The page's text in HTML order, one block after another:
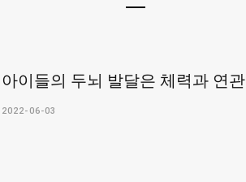
아이들의 두뇌 발달은 체력과 연관
2022-06-03